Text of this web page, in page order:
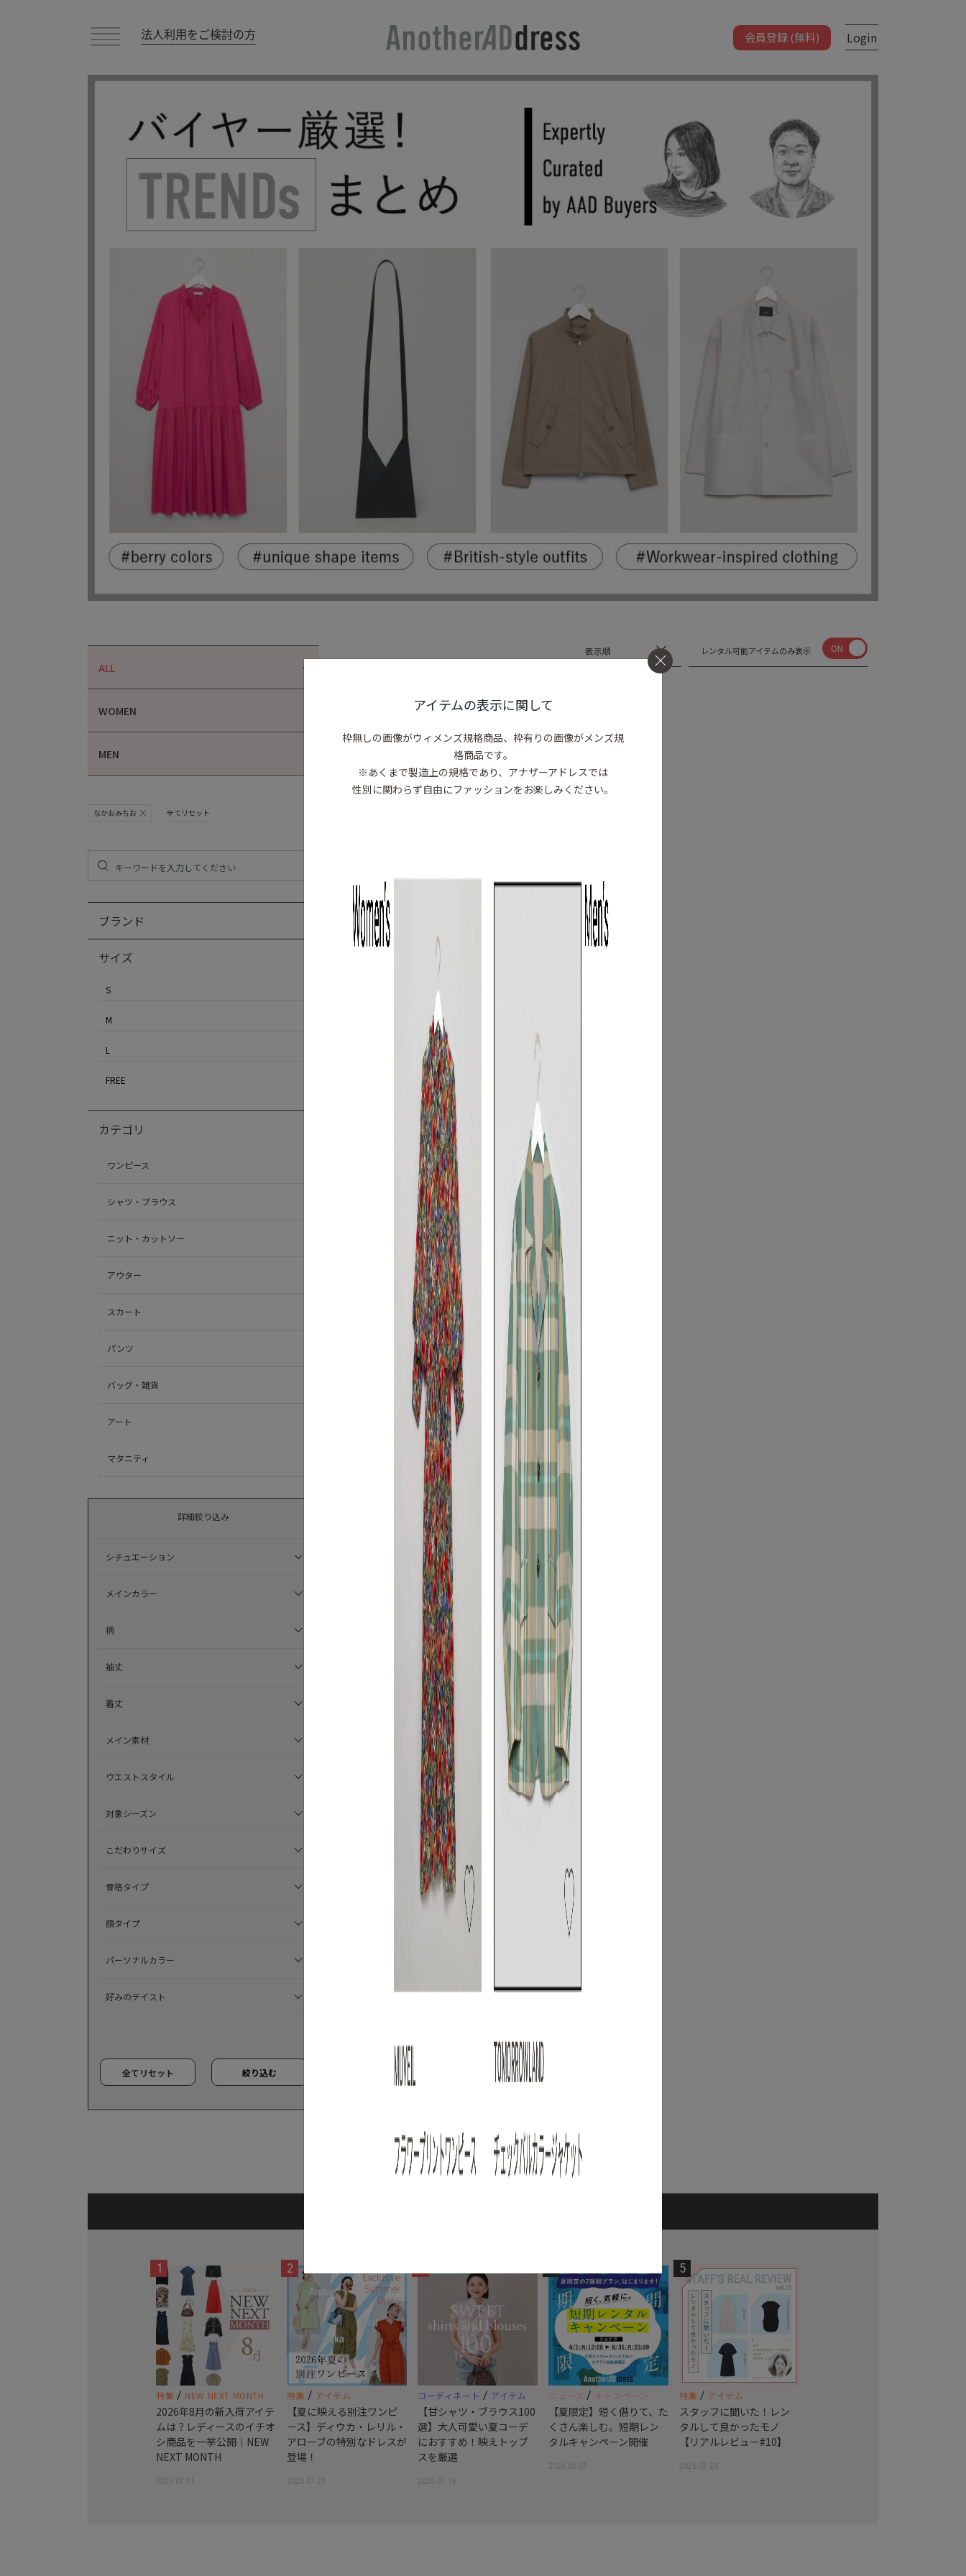
法人利用をご検討の方 会員登録 (無料) Login
ALL
WOMEN
MEN
なかおみちお 全てリセット
ブランド
サイズ
S
M
L
FREE
カテゴリ
ワンピース
シャツ・ブラウス
ニット・カットソー
アウター
スカート
パンツ
バッグ・雑貨
アート
マタニティ
詳細絞り込み
シチュエーション
メインカラー
柄
袖丈
着丈
メイン素材
ウエストスタイル
対象シーズン
こだわりサイズ
骨格タイプ
顔タイプ
パーソナルカラー
好みのテイスト
全てリセット 絞り込む
表示順 レンタル可能アイテムのみ表示 ON
商品がありません
1
特集 / NEW NEXT MONTH
2026年8月の新入荷アイテ
ムは？レディースのイチオ
シ商品を一挙公開｜NEW
NEXT MONTH
2026.07.31
2
特集 / アイテム
【夏に映える別注ワンピ
ース】ディウカ・レリル・
アローブの特別なドレスが
登場！
2026.07.23
コーディネート / アイテム
【甘シャツ・ブラウス100
選】大人可愛い夏コーデ
におすすめ！映えトップ
スを厳選
2026.07.16
ニュース / キャンペーン
【夏限定】短く借りて、た
くさん楽しむ。短期レン
タルキャンペーン開催
2026.06.01
5
特集 / アイテム
スタッフに聞いた！レン
タルして良かったモノ
【リアルレビュー#10】
2026.07.28
アイテムの表示に関して
枠無しの画像がウィメンズ規格商品、 枠有りの画像がメンズ規
格商品です。
※あくまで製造上の規格であり、アナザーアドレスでは
性別に関わらず自由にファッションをお楽しみください。